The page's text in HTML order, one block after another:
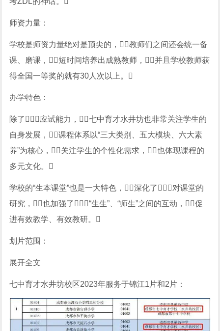
师资力量：
学校是师资力量绝对是顶尖的，教师们之间还会统一备
课、磨课，短时间培养出成熟教师，并且学校教师获
得全国一等奖的就有30人次以上。
办学特色：
除了应试能力，七中育才水井坊也非常关注学生的
自身发展，课程体系以“三大类别、五大模块、六大素
养”为核心，关注学生的个性化需求，也体现课程的
多元文化。
学校的“生本课堂”也是一大特色，深化了对课堂的
研究，也加强了“生生”、“师生”之间的互动，促
进有效教学、有效教研。
划片范围：
展开全文
七中育才水井坊校区2023年服务于锦江1片和2片：